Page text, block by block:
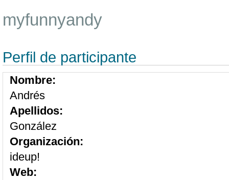
myfunnyandy
Perfil de participante
Nombre:
Andrés
Apellidos:
González
Organización:
ideup!
Web: